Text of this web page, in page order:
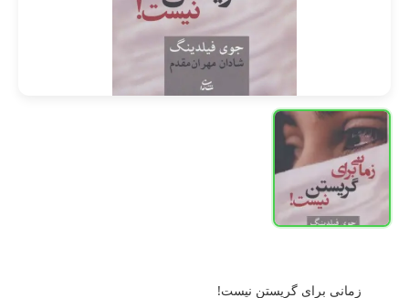
زمانی برای گریستن نیست!